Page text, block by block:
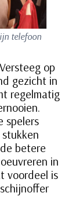
telefoon
op
gezicht in
regelmatig
spelers
betere
in
voordeel is